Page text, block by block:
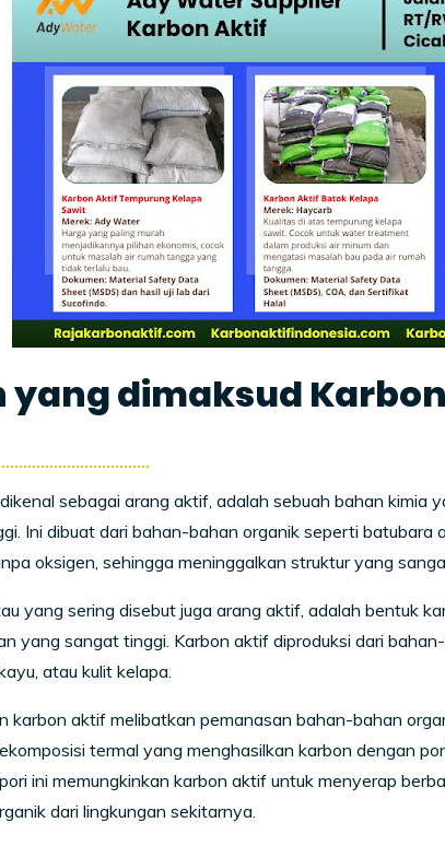
yang dimaksud
sebagai arang aktif, adalah sebuah bahan kimia
Ini dibuat dari bahan-bahan organik seperti batubara
oksigen, sehingga meninggalkan struktur yang
yang sering disebut juga arang aktif, adalah bentuk
yang sangat tinggi. Karbon aktif diproduksi dari
atau kulit kelapa.
karbon aktif melibatkan pemanasan bahan-bahan
termal yang menghasilkan karbon dengan
ini memungkinkan karbon aktif untuk menyerap
dari lingkungan sekitarnya.